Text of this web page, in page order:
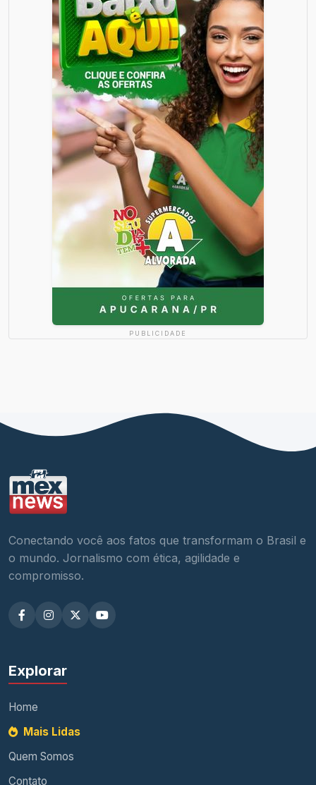
PUBLICIDADE
Conectando você aos fatos que transformam o Brasil e
o mundo. Jornalismo com ética, agilidade e
compromisso.
Explorar
Home
Mais Lidas
Quem Somos
Contato